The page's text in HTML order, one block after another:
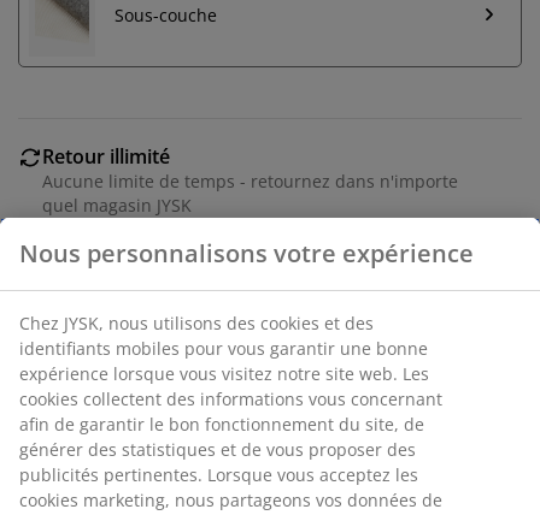
Sous-couche
Retour illimité
Aucune limite de temps - retournez dans n'importe
quel magasin JYSK
Garantie de prix
30 jours de garantie de prix sur tous les articles
Livraison rapide et facile
Numéro d’article: 6501500